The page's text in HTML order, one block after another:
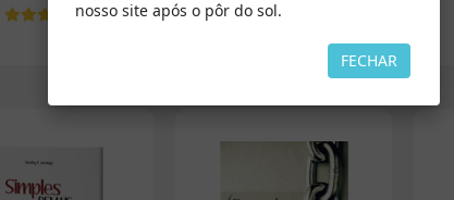
nosso site após o pôr do sol.
FECHAR